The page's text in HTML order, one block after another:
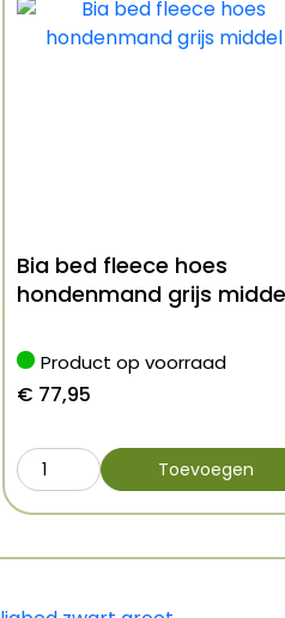
Bia bed fleece hoes
hondenmand grijs
Product op voorraad
€ 77,95
Toevoegen